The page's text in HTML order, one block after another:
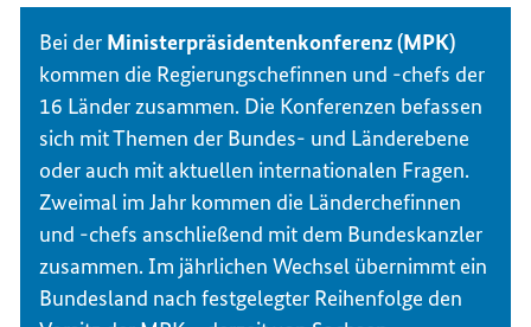
Bei der Ministerpräsidentenkonferenz (MPK)
kommen die Regierungschefinnen und -chefs der
16 Länder zusammen. Die Konferenzen befassen
sich mit Themen der Bundes- und Länderebene
oder auch mit aktuellen internationalen Fragen.
Zweimal im Jahr kommen die Länderchefinnen
und -chefs anschließend mit dem Bundeskanzler
zusammen. Im jährlichen Wechsel übernimmt ein
Bundesland nach festgelegter Reihenfolge den